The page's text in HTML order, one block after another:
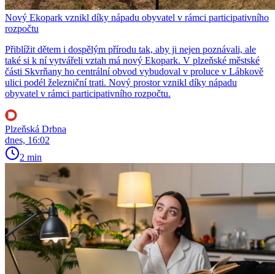
Nový Ekopark vznikl díky nápadu obyvatel v rámci participativního
rozpočtu
Přiblížit dětem i dospělým přírodu tak, aby ji nejen poznávali, ale
také si k ní vytvářeli vztah má nový Ekopark. V plzeňské městské
části Skvrňany ho centrální obvod vybudoval v proluce v Lábkově
ulici podél železniční trati. Nový prostor vznikl díky nápadu
obyvatel v rámci participativního rozpočtu.
Plzeňská Drbna
dnes, 16:02
2 min